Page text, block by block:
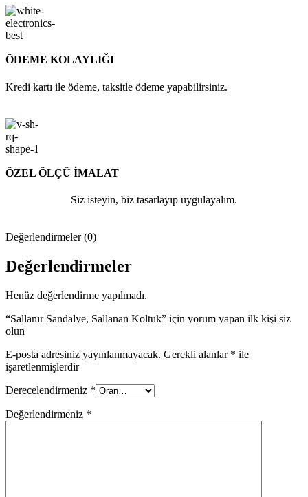
ÖDEME KOLAYLIĞI
Kredi kartı ile ödeme, taksitle ödeme yapabilirsiniz.
ÖZEL ÖLÇÜ İMALAT
Siz isteyin, biz tasarlayıp uygulayalım.
Değerlendirmeler (0)
Değerlendirmeler
Henüz değerlendirme yapılmadı.
“Sallanır Sandalye, Sallanan Koltuk” için yorum yapan ilk kişi siz
olun
E-posta adresiniz yayınlanmayacak. Gerekli alanlar * ile
işaretlenmişlerdir
Derecelendirmeniz *
Değerlendirmeniz *